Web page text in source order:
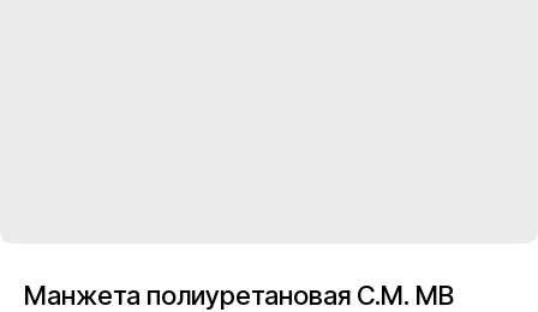
Манжета полиуретановая C.M. MB